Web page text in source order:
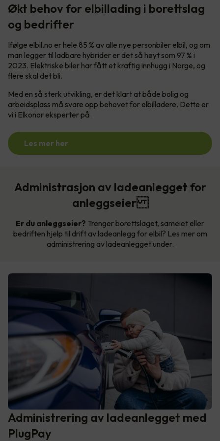
Økt behov for elbillading i borettslag
og bedrifter
Ifølge elbil.no er hele 85 % av alle nye personbiler elbil, og om
man legger til ladbare hybrider er det så høyt som 97 % i
2023. Elektriske biler har fått et kraftig innhugg i Norge, og
flere skal det bli.
Med en så sterk utvikling, er det klart at både bolig og
arbeidsplass må svare opp behovet for elbilladere. Dette er
vi i Elkonor eksperter på.
Les mer her
Administrasjon av ladeanlegget for
anleggseier
Er du anleggseier? Trenger borettslaget, sameiet eller
bedriften hjelp til drift av ladeanlegg for elbil? Les mer om
administrering av ladeanlegget under.
Administrering av ladeanlegget med
PlugPay